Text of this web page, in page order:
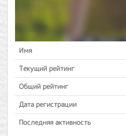
Имя
Текущий рейтинг
Общий рейтинг
Дата регистрации
Последняя активность